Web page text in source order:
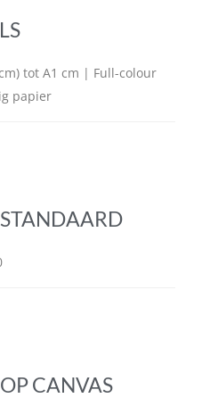
tot A1 cm | Full-colour
papier
CANVAS